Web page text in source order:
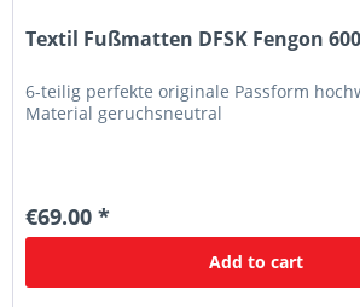
Textil Fußmatten DFSK Fengon
6-teilig perfekte originale Passform
Material geruchsneutral
€69.00 *
Add to cart